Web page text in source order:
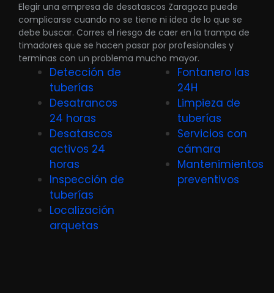
Elegir una empresa de desatascos Zaragoza puede
complicarse cuando no se tiene ni idea de lo que se
debe buscar. Corres el riesgo de caer en la trampa de
timadores que se hacen pasar por profesionales y
terminas con un problema mucho mayor.
Detección de
tuberías
Desatrancos
24 horas
Desatascos
activos 24
horas
Inspección de
tuberías
Localización
arquetas
Fontanero las
24H
Limpieza de
tuberías
Servicios con
cámara
Mantenimientos
preventivos